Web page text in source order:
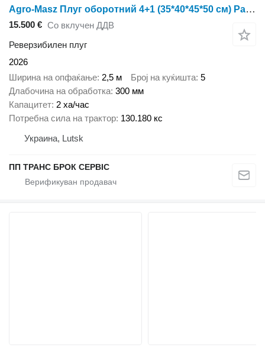
Agro-Masz Плуг оборотний 4+1 (35*40*45*50 см) Рама 140х140 Гарантія 3 РОКИ
15.500 € Со вклучен ДДВ
Реверзибилен плуг
2026
Ширина на опфаќање 2,5 м Број на куќишта 5
Длабочина на обработка 300 мм
Капацитет 2 ха/час
Потребна сила на трактор 130.180 кс
Украина, Lutsk
ПП ТРАНС БРОК СЕРВІС